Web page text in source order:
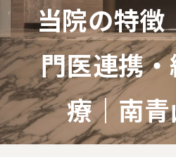
当院の特徴
クリニックについて
お知らせ
ブログ
当院の特徴
門医連携
療｜南